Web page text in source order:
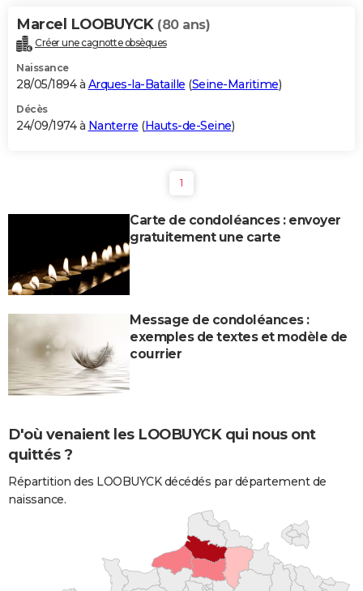
Marcel LOOBUYCK (80 ans)
Créer une cagnotte obsèques
Naissance
28/05/1894 à Arques-la-Bataille (Seine-Maritime)
Décès
24/09/1974 à Nanterre (Hauts-de-Seine)
1
Carte de condoléances : envoyer
gratuitement une carte
Message de condoléances :
exemples de textes et modèle de
courrier
D'où venaient les LOOBUYCK qui nous ont
quittés ?
Répartition des LOOBUYCK décédés par département de
naissance.